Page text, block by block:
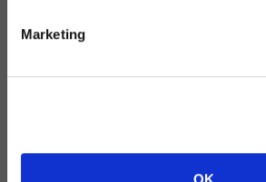
Marketing
OK